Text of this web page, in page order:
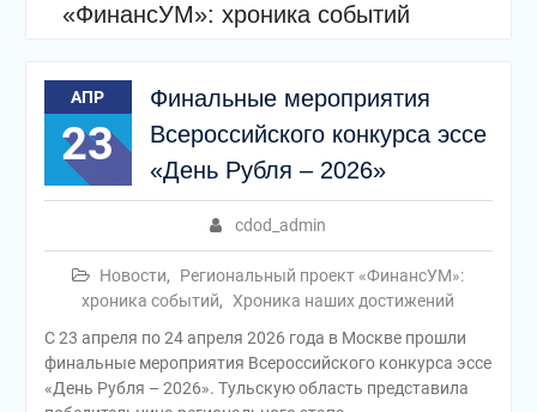
«ФинансУМ»: хроника событий
АПР
23
Финальные мероприятия
Всероссийского конкурса эссе
«День Рубля – 2026»
cdod_admin
Новости,
Региональный проект «ФинансУМ»:
хроника событий, Хроника наших достижений
С 23 апреля по 24 апреля 2026 года в Москве прошли
финальные мероприятия Всероссийского конкурса эссе
«День Рубля – 2026». Тульскую область представила